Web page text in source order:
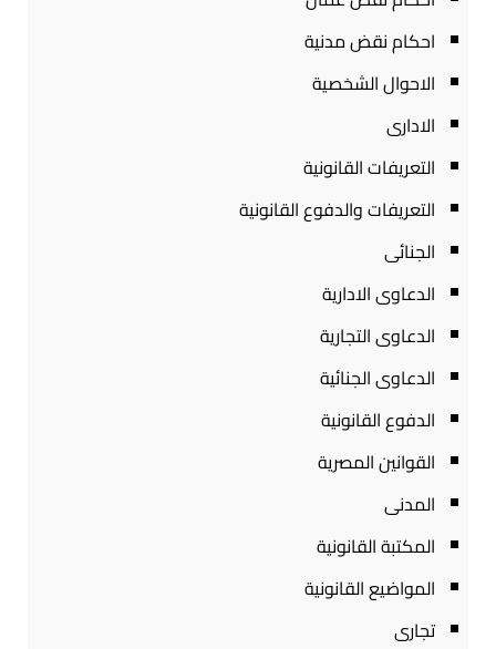
احكام نقض مدنية
الاحوال الشخصية
الادارى
التعريفات القانونية
التعريفات والدفوع القانونية
الجنائى
الدعاوى الادارية
الدعاوى التجارية
الدعاوى الجنائية
الدفوع القانونية
القوانين المصرية
المدنى
المكتبة القانونية
المواضيع القانونية
تجارى